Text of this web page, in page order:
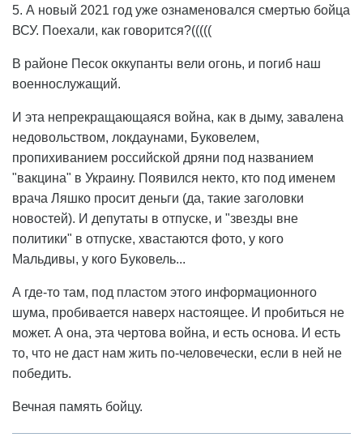
5. А новый 2021 год уже ознаменовался смертью бойца
ВСУ. Поехали, как говорится?(((((
В районе Песок оккупанты вели огонь, и погиб наш
военнослужащий.
И эта непрекращающаяся война, как в дыму, завалена
недовольством, локдаунами, Буковелем,
пропихиванием российской дряни под названием
"вакцина" в Украину. Появился некто, кто под именем
врача Ляшко просит деньги (да, такие заголовки
новостей). И депутаты в отпуске, и "звезды вне
политики" в отпуске, хвастаются фото, у кого
Мальдивы, у кого Буковель...
А где-то там, под пластом этого информационного
шума, пробивается наверх настоящее. И пробиться не
может. А она, эта чертова война, и есть основа. И есть
то, что не даст нам жить по-человечески, если в ней не
победить.
Вечная память бойцу.